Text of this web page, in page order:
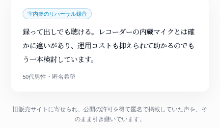
室内楽のリハーサル録音
録って出しでも聴ける。レコーダーの内蔵マイクとは確
かに違いがあり、運用コストも抑えられて助かるのでも
う一本検討しています。
50代男性・匿名希望
旧販売サイトに寄せられ、公開の許可を得て匿名で掲載していた声を、そ
のまま引き継いでいます。